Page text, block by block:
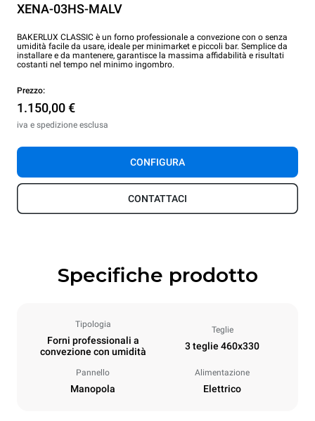
XENA-03HS-MALV
BAKERLUX CLASSIC è un forno professionale a convezione con o senza
umidità facile da usare, ideale per minimarket e piccoli bar. Semplice da
installare e da mantenere, garantisce la massima affidabilità e risultati
costanti nel tempo nel minimo ingombro.
Prezzo:
1.150,00 €
iva e spedizione esclusa
CONFIGURA
CONTATTACI
Specifiche prodotto
Tipologia
Forni professionali a
convezione con umidità
Teglie
3 teglie 460x330
Pannello
Manopola
Alimentazione
Elettrico